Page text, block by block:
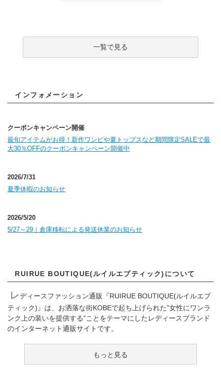
一覧で見る
インフォメーション
クーポンキャンペーン開催
最旬アイテムがお得！新作ワンピや夏トップスなど期間限定SALEで最
大30％OFFのクーポンキャンペーン開催中
2026/7/31
夏季休暇のお知らせ
2026/5/20
5/27～29｜倉庫移転による発送休業のお知らせ
ごきげんようチャンネルのSAORIさんにYoutubeで紹介頂きました。
2026/03/28
ごきげんようチャンネルのSAORIさんにYoutubeで紹介頂きました。
ごきげんようチャンネルのSAORIさんにYoutubeで紹介頂きました。
RUIRUE BOUTIQUE(ルイルエブティック)について
レディースファッション通販『RUIRUE BOUTIQUE(ルイルエブ
ティック)』は、お洒落な街KOBEで起ち上げられた”女性にワンラ
ンク上の装いを提供する”ことをテーマにしたレディースブランド
のインターネット通販サイトです。